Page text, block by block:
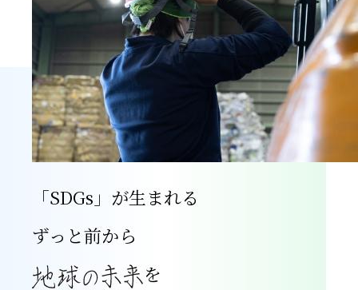
「SDGs」が生まれる
ずっと前から
を